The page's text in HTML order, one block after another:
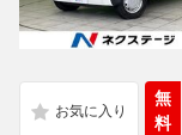
無
料